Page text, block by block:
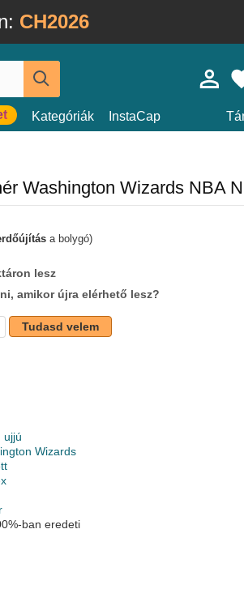
CH2026
Kategóriák InstaCap
Washington Wizards NBA
a bolygó)
lesz
amikor újra elérhető lesz?
Tudasd velem
ujjú
Wizards
ban eredeti